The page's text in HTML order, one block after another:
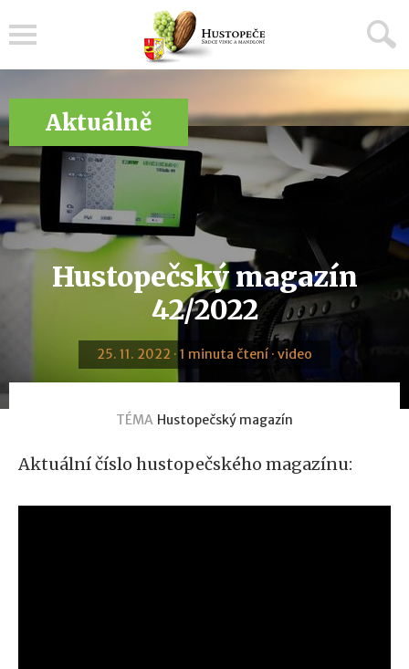
Aktuálně
Hustopečský magazín
42/2022
25. 11. 2022 · 1 minuta čtení · video
TÉMA Hustopečský magazín
Aktuální číslo hustopečského magazínu: